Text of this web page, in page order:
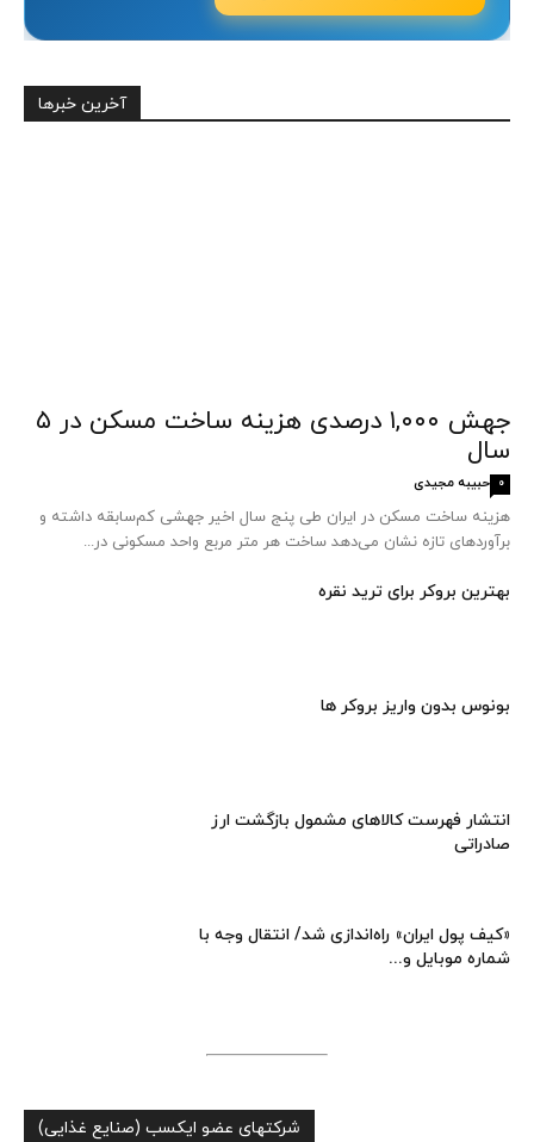
آخرین خبرها
جهش ۱,۰۰۰ درصدی هزینه ساخت مسکن در ۵
سال
حبیبه مجیدی 0
هزینه ساخت مسکن در ایران طی پنج سال اخیر جهشی کم‌سابقه داشته و
برآوردهای تازه نشان می‌دهد ساخت هر متر مربع واحد مسکونی در...
بهترین بروکر برای ترید نقره
بونوس بدون واریز بروکر ها
انتشار فهرست کالاهای مشمول بازگشت ارز
صادراتی
«کیف پول ایران» راه‌اندازی شد/ انتقال وجه با
شماره موبایل و...
شرکتهای عضو ایکسب (صنایع غذایی)